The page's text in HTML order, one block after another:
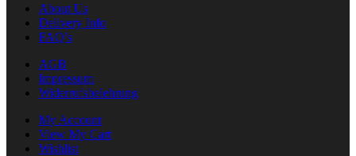
About Us
Delivery Info
FAQ’s
AGB
Impressum
Widerrufsbelehrung
My Account
View My Cart
Wishlist